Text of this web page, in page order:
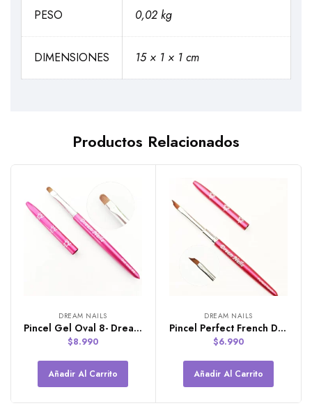
PESO 0,02 kg
DIMENSIONES 15 × 1 × 1 cm
Productos Relacionados
DREAM NAILS
Pincel Gel Oval 8- Dream Nails
$8.990
Añadir Al Carrito
DREAM NAILS
Pincel Perfect French Dream Nails
$6.990
Añadir Al Carrito